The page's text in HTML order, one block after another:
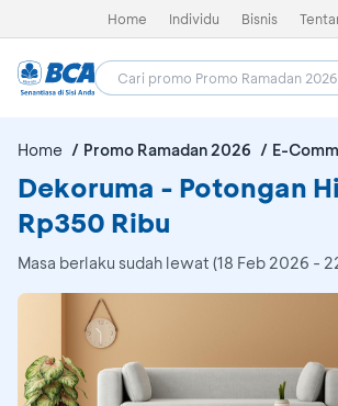
Home Individu Bisnis
Home Promo Ramadan 2026 E-
Dekoruma - Potongan
Rp350 Ribu
Masa berlaku sudah lewat (18 Feb 2026 -